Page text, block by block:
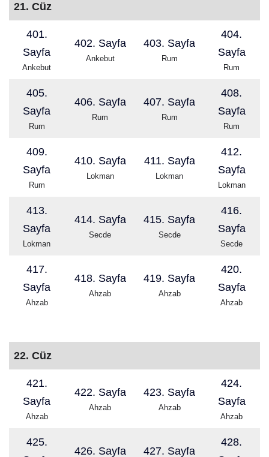
21. Cüz
401.
Sayfa
Ankebut
402. Sayfa
Ankebut
403. Sayfa
Rum
404.
Sayfa
Rum
405.
Sayfa
Rum
406. Sayfa
Rum
407. Sayfa
Rum
408.
Sayfa
Rum
409.
Sayfa
Rum
410. Sayfa
Lokman
411. Sayfa
Lokman
412.
Sayfa
Lokman
413.
Sayfa
Lokman
414. Sayfa
Secde
415. Sayfa
Secde
416.
Sayfa
Secde
417.
Sayfa
Ahzab
418. Sayfa
Ahzab
419. Sayfa
Ahzab
420.
Sayfa
Ahzab
22. Cüz
421.
Sayfa
Ahzab
422. Sayfa
Ahzab
423. Sayfa
Ahzab
424.
Sayfa
Ahzab
425.
426. Sayfa 427. Sayfa
428.